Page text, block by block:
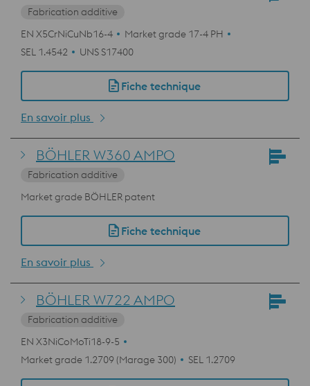
Fabrication additive
EN X5CrNiCuNb16-4
Market grade 17-4 PH
SEL 1.4542
UNS S17400
Fiche technique
En savoir plus
BÖHLER W360 AMPO
Fabrication additive
Market grade BÖHLER patent
Fiche technique
En savoir plus
BÖHLER W722 AMPO
Fabrication additive
EN X3NiCoMoTi18-9-5
Market grade 1.2709 (Marage 300)
SEL 1.2709